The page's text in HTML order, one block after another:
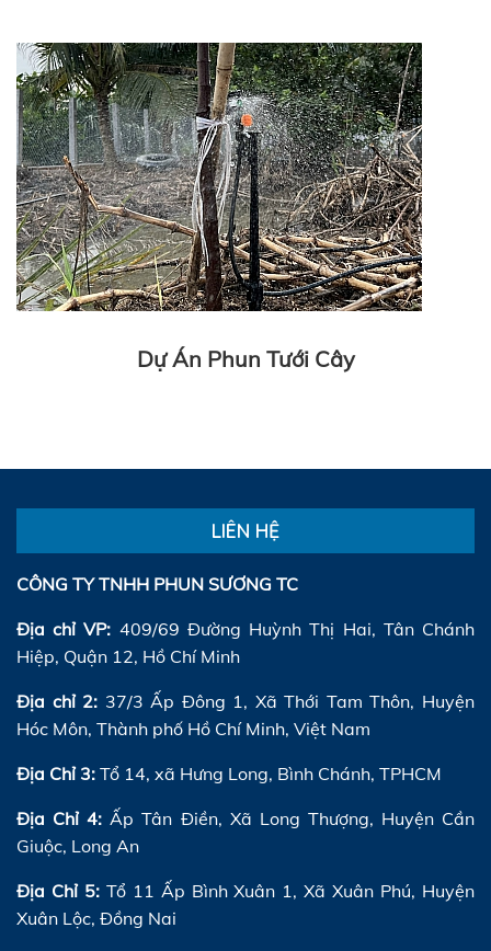
Dự Án Phun Tưới Cây
LIÊN HỆ
CÔNG TY TNHH PHUN SƯƠNG TC
Địa chỉ VP: 409/69 Đường Huỳnh Thị Hai, Tân Chánh
Hiệp, Quận 12, Hồ Chí Minh
Địa chỉ 2: 37/3 Ấp Đông 1, Xã Thới Tam Thôn, Huyện
Hóc Môn, Thành phố Hồ Chí Minh, Việt Nam
Địa Chỉ 3: Tổ 14, xã Hưng Long, Bình Chánh, TPHCM
Địa Chỉ 4: Ấp Tân Điền, Xã Long Thượng, Huyện Cần
Giuộc, Long An
Địa Chỉ 5:Tổ 11 Ấp Bình Xuân 1, Xã Xuân Phú, Huyện
Xuân Lộc, Đồng Nai